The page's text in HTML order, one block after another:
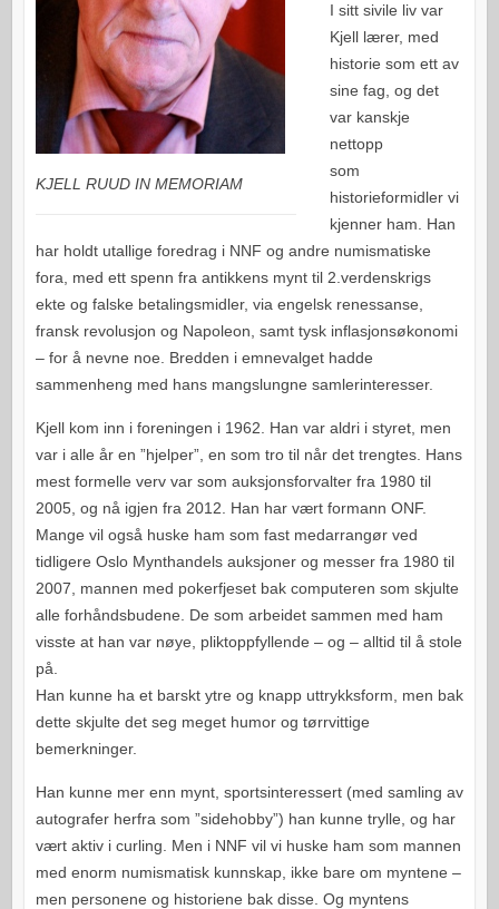
KJELL RUUD IN MEMORIAM
I sitt sivile liv var
Kjell lærer, med
historie som ett av
sine fag, og det
var kanskje
nettopp
som
historieformidler vi
kjenner ham. Han
har holdt utallige foredrag i NNF og andre numismatiske
fora, med ett spenn fra antikkens mynt til 2.verdenskrigs
ekte og falske betalingsmidler, via engelsk renessanse,
fransk revolusjon og Napoleon, samt tysk inflasjonsøkonomi
– for å nevne noe. Bredden i emnevalget hadde
sammenheng med hans mangslungne samlerinteresser.
Kjell kom inn i foreningen i 1962. Han var aldri i styret, men
var i alle år en ”hjelper”, en som tro til når det trengtes. Hans
mest formelle verv var som auksjonsforvalter fra 1980 til
2005, og nå igjen fra 2012. Han har vært formann ONF.
Mange vil også huske ham som fast medarrangør ved
tidligere Oslo Mynthandels auksjoner og messer fra 1980 til
2007, mannen med pokerfjeset bak computeren som skjulte
alle forhåndsbudene. De som arbeidet sammen med ham
visste at han var nøye, pliktoppfyllende – og – alltid til å stole
på.
Han kunne ha et barskt ytre og knapp uttrykksform, men bak
dette skjulte det seg meget humor og tørrvittige
bemerkninger.
Han kunne mer enn mynt, sportsinteressert (med samling av
autografer herfra som ”sidehobby”) han kunne trylle, og har
vært aktiv i curling. Men i NNF vil vi huske ham som mannen
med enorm numismatisk kunnskap, ikke bare om myntene –
men personene og historiene bak disse. Og myntens